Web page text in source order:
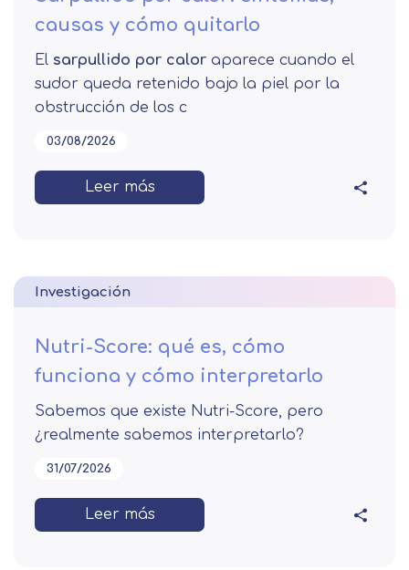
causas y cómo quitarlo
El sarpullido por calor aparece cuando el
sudor queda retenido bajo la piel por la
obstrucción de los c
03/08/2026
Leer más
Investigación
Nutri-Score: qué es, cómo
funciona y cómo interpretarlo
Sabemos que existe Nutri-Score, pero
¿realmente sabemos interpretarlo?
31/07/2026
Leer más